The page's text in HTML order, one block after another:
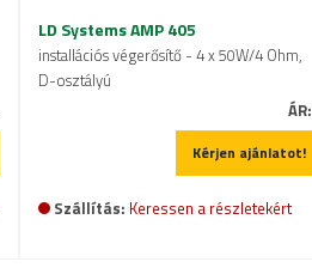
LD Systems AMP 405
installációs végerősítő - 4 x 50W/4 Ohm,
D-osztályú
ÁR:
Kérjen ajánlatot!
Szállítás: Keressen a részletekért